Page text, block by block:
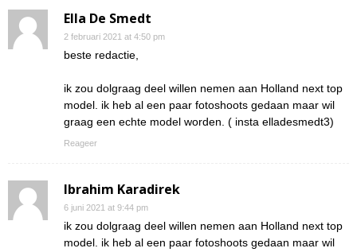
Ella De Smedt
2 februari 2021 at 4:50 pm
beste redactie,
ik zou dolgraag deel willen nemen aan Holland next top
model. ik heb al een paar fotoshoots gedaan maar wil
graag een echte model worden. ( insta elladesmedt3)
Reageer
Ibrahim Karadirek
6 juni 2021 at 9:44 pm
ik zou dolgraag deel willen nemen aan Holland next top
model. ik heb al een paar fotoshoots gedaan maar wil